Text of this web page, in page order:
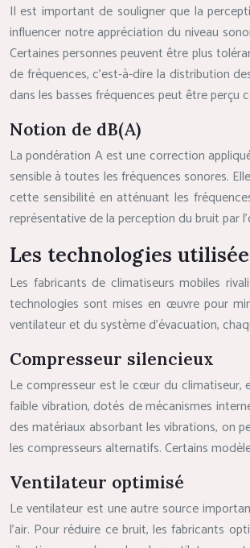
Il est important de souligner que la
influencer notre appréciation du niveau
Certaines personnes peuvent être plus
de fréquences, c’est-à-dire la distribution
dans les basses fréquences peut être perçu
Notion de dB(A)
La pondération A est une correction
sensible à toutes les fréquences sonores.
cette sensibilité en atténuant les
représentative de la perception du bruit par
Les technologies
Les fabricants de climatiseurs mobiles
technologies sont mises en œuvre pour
ventilateur et du système d’évacuation,
Compresseur silencieux
Le compresseur est le cœur du climatiseur,
faible vibration, dotés de mécanismes
des matériaux absorbant les vibrations, on
les compresseurs alternatifs. Certains
Ventilateur optimisé
Le ventilateur est une autre source
l’air. Pour réduire ce bruit, les fabricants